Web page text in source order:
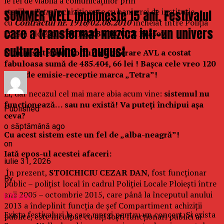
stațiile„Tetra”achiziționate cu bani grei de instituție
cuContractul nr. 1916/02.08.2010încheiat între Poliția
Locală Ploiești șiSC BARBY ROUTE Brașov.
Numai sistemul (softul) de operare AVL a costat
fabuloasa sumă de 485.404, 66 lei ! Bașca cele vreo 120
stații de emisie-receptie marca „Tetra”!
Ei, dar necazul cel mai mare abia acum vine: sistemul nu
funcționează… sau nu există! Va puteți închipui așa
ceva?
Cu acest sistem este un fel de „alba-neagră”!
Iată epos-ul acestei afaceri:
În prezent, STOICHICIU CEZAR DAN, fost funcționar
public – polițist local în cadrul Poliției Locale Ploiești între
anii 2005 – octombrie 2015, care până la începutul anului
2013 a îndeplinit funcția de șef Compartiment achiziții
publice, este inculpat cu alți foști funcționari publici ai
SUMMER WELL implineste 15 ani. Festivalul
care a transformat muzica intr-un univers
cultural revine in august
Published
o săptămână ago
on
iulie 31, 2026
By
b2bseo
Exista festivaluri la care mergi pentru un concert. Si exista